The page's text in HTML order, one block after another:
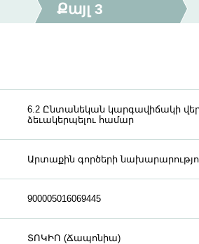
Քայլ 3
6.2 Ընտանեկան կարգավիճակի
ձեւակերպելու համար
Արտաքին գործերի
900005016069445
ՏՈԿԻՈ (Ճապոնիա)